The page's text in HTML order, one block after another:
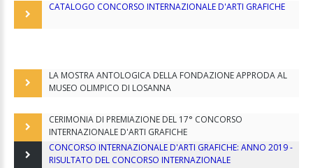
CATALOGO CONCORSO INTERNAZIONALE D'ARTI GRAFICHE
LA MOSTRA ANTOLOGICA DELLA FONDAZIONE APPRODA AL
MUSEO OLIMPICO DI LOSANNA
CERIMONIA DI PREMIAZIONE DEL 17° CONCORSO
INTERNAZIONALE D'ARTI GRAFICHE
CONCORSO INTERNAZIONALE D'ARTI GRAFICHE: ANNO 2019 -
RISULTATO DEL CONCORSO INTERNAZIONALE